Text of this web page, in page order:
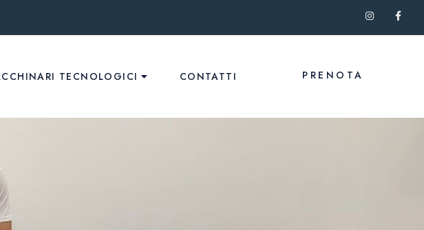
TECNOLOGICI CONTATTI PRENOTA